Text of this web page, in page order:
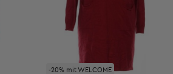
-20% mit WELCOME